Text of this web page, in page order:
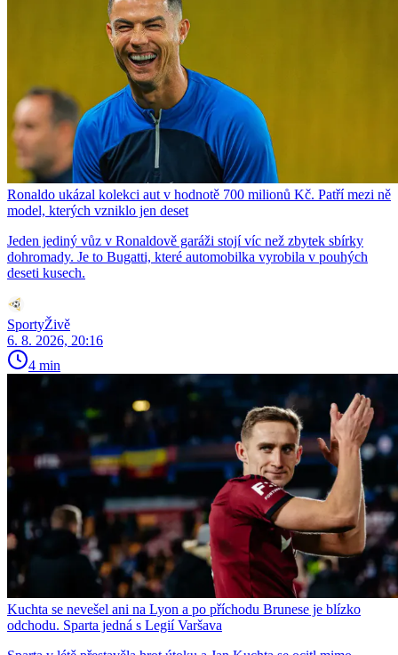
Ronaldo ukázal kolekci aut v hodnotě 700 milionů Kč. Patří mezi ně
model, kterých vzniklo jen deset
Jeden jediný vůz v Ronaldově garáži stojí víc než zbytek sbírky
dohromady. Je to Bugatti, které automobilka vyrobila v pouhých
deseti kusech.
SportyŽivě
6. 8. 2026, 20:16
4 min
Kuchta se nevešel ani na Lyon a po příchodu Brunese je blízko
odchodu. Sparta jedná s Legií Varšava